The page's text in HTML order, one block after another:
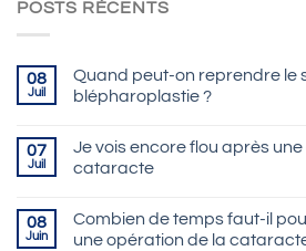
POSTS RÉCENTS
08
Juil
Quand peut-on reprendre le
blépharoplastie ?
07
Juil
Je vois encore flou après
cataracte
08
Juin
Combien de temps faut-il
une opération de la